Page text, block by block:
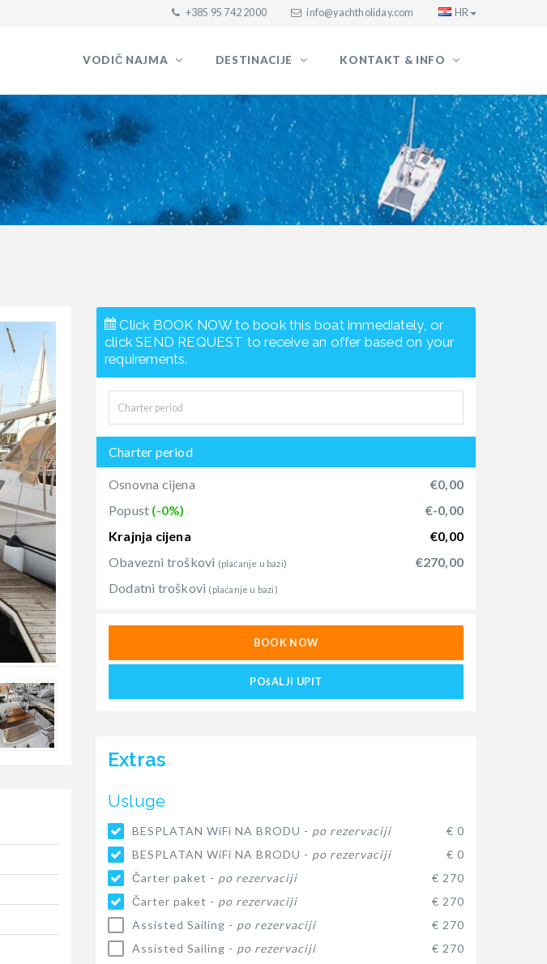
+385 95 742 2000 info@yachtholiday.com HR
VODIČ NAJMA DESTINACIJE KONTAKT & INFO
Click BOOK NOW to book this boat immediately, or
click SEND REQUEST to receive an offer based on your
requirements.
Charter period
Osnovna cijena
€0,00
Popust (-0%)
€-0,00
Krajnja cijena
€0,00
Obavezni troškovi (plaćanje u bazi)
€270,00
Dodatni troškovi (plaćanje u bazi)
BOOK NOW
POšALJI UPIT
Extras
Usluge
BESPLATAN WiFi NA BRODU - po rezervaciji
€ 0
BESPLATAN WiFi NA BRODU - po rezervaciji
€ 0
Čarter paket - po rezervaciji
€ 270
Čarter paket - po rezervaciji
€ 270
Assisted Sailing - po rezervaciji
€ 270
Assisted Sailing - po rezervaciji
€ 270